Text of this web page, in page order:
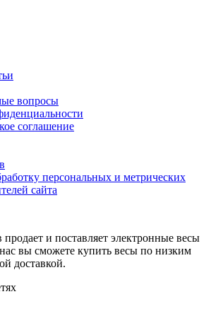
вопросы
соглашение
персональных и метрических
сайта
и поставляет электронные весы
вы сможете купить весы по низким
доставкой.